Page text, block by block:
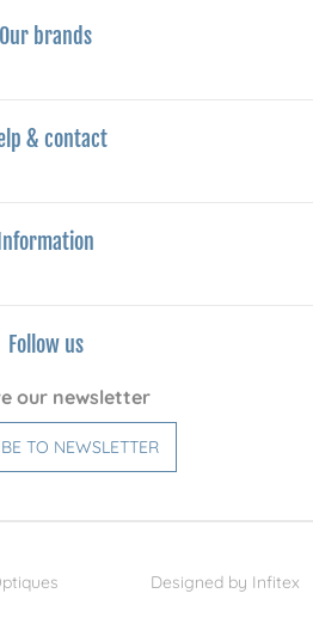
Our brands
& contact
Information
Follow us
our newsletter
TO NEWSLETTER
Designed by Infitex